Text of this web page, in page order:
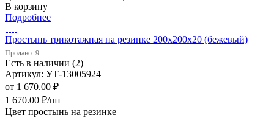
В корзину
Подробнее
Простынь трикотажная на резинке 200х200х20 (бежевый)
Продано: 9
Есть в наличии (2)
Артикул: УТ-13005924
от 1 670.00 ₽
1 670.00 ₽/шт
Цвет простынь на резинке